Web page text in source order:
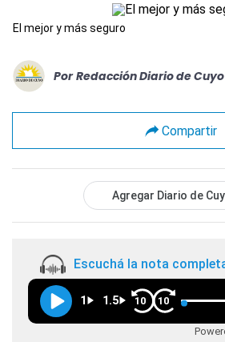
El mejor y más seguro
Por Redacción Diario de Cuyo
Compartir
Agregar Diario de
Escuchá la nota
1 1.5 10 10